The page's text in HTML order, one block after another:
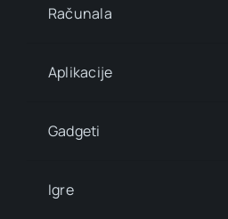
Računala
Aplikacije
Gadgeti
Igre